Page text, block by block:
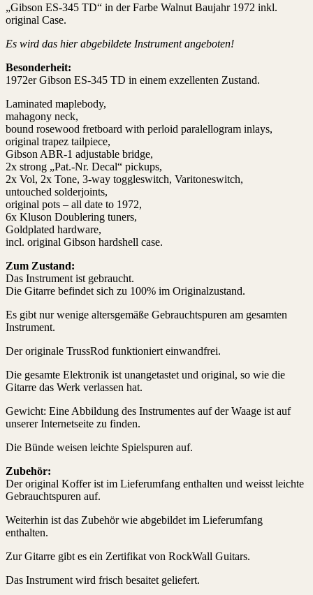
„Gibson ES-345 TD“ in der Farbe Walnut Baujahr 1972 inkl.
original Case.
Es wird das hier abgebildete Instrument angeboten!
Besonderheit:
1972er Gibson ES-345 TD in einem exzellenten Zustand.
Laminated maplebody,
mahagony neck,
bound rosewood fretboard with perloid paralellogram inlays,
original trapez tailpiece,
Gibson ABR-1 adjustable bridge,
2x strong „Pat.-Nr. Decal“ pickups,
2x Vol, 2x Tone, 3-way toggleswitch, Varitoneswitch,
untouched solderjoints,
original pots – all date to 1972,
6x Kluson Doublering tuners,
Goldplated hardware,
incl. original Gibson hardshell case.
Zum Zustand:
Das Instrument ist gebraucht.
Die Gitarre befindet sich zu 100% im Originalzustand.
Es gibt nur wenige altersgemäße Gebrauchtspuren am gesamten
Instrument.
Der originale TrussRod funktioniert einwandfrei.
Die gesamte Elektronik ist unangetastet und original, so wie die
Gitarre das Werk verlassen hat.
Gewicht: Eine Abbildung des Instrumentes auf der Waage ist auf
unserer Internetseite zu finden.
Die Bünde weisen leichte Spielspuren auf.
Zubehör:
Der original Koffer ist im Lieferumfang enthalten und weisst leichte
Gebrauchtspuren auf.
Weiterhin ist das Zubehör wie abgebildet im Lieferumfang
enthalten.
Zur Gitarre gibt es ein Zertifikat von RockWall Guitars.
Das Instrument wird frisch besaitet geliefert.